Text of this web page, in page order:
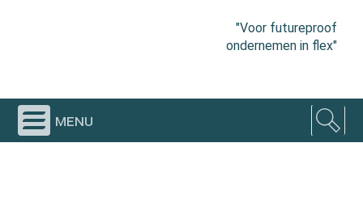
"Voor futureproof
ondernemen in flex"
menu